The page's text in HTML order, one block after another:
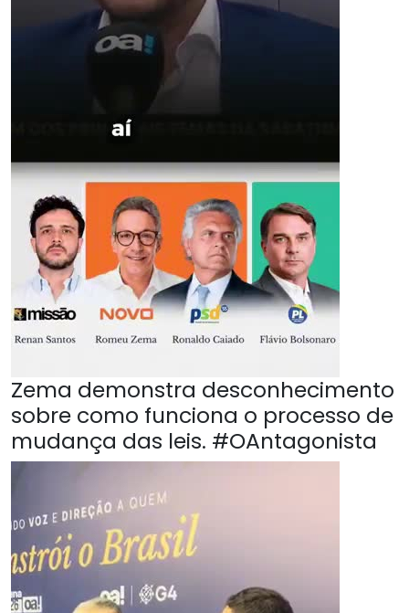
Zema demonstra desconhecimento
sobre como funciona o processo de
mudança das leis. #OAntagonista